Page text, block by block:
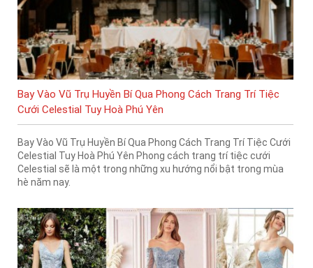
Bay Vào Vũ Trụ Huyền Bí Qua Phong Cách Trang Trí Tiệc
Cưới Celestial Tuy Hoà Phú Yên
Bay Vào Vũ Trụ Huyền Bí Qua Phong Cách Trang Trí Tiệc Cưới
Celestial Tuy Hoà Phú Yên Phong cách trang trí tiệc cưới
Celestial sẽ là một trong những xu hướng nổi bật trong mùa
hè năm nay.